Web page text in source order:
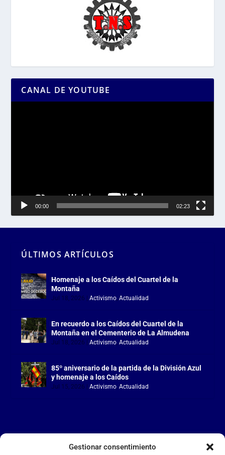
Gestionar consentimiento
CANAL DE YOUTUBE
00:00 02:23
ÚLTIMOS ARTÍCULOS
Homenaje a los Caídos del Cuartel de la
Montaña
Jul 18, 2026 |Activismo,Actualidad
En recuerdo a los Caídos del Cuartel de la
Montaña en el Cementerio de La Almudena
Jul 18, 2026 |Activismo,Actualidad
85º aniversario de la partida de la División Azul
y homenaje a los Caídos
Jul 15, 2026 |Activismo,Actualidad
LA FALANGE